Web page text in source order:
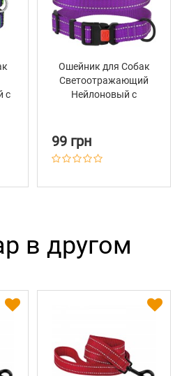
с
Ошейник для Собак
Светоотражающий
Нейлоновый с
Active Фиолетовый
99 грн
в другом